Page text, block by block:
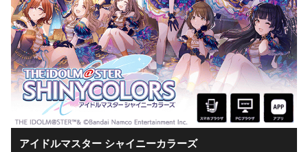
アイドルマスター シャイニーカラーズ